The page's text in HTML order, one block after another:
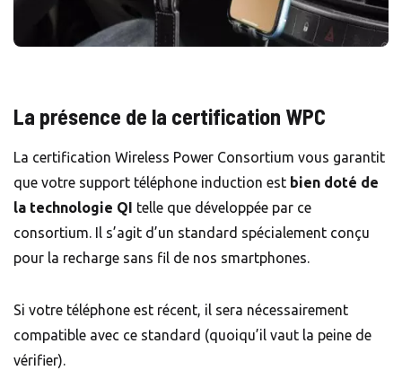
La présence de la certification WPC
La certification Wireless Power Consortium vous garantit
que votre support téléphone induction est bien doté de
la technologie QI telle que développée par ce
consortium. Il s’agit d’un standard spécialement conçu
pour la recharge sans fil de nos smartphones.
Si votre téléphone est récent, il sera nécessairement
compatible avec ce standard (quoiqu’il vaut la peine de
vérifier).